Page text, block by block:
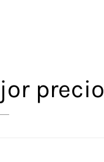
precio